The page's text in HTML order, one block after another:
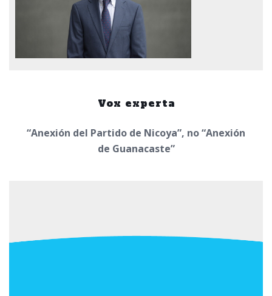
Vox experta
“Anexión del Partido de Nicoya”, no “Anexión
de Guanacaste”